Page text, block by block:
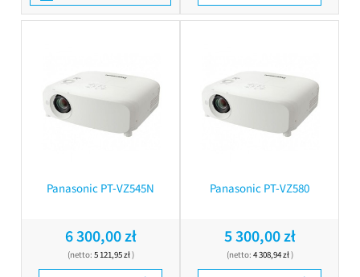
Panasonic PT-VZ545N
6 300,00 zł
(netto: 5 121,95 zł)
Panasonic PT-VZ580
5 300,00 zł
(netto: 4 308,94 zł)